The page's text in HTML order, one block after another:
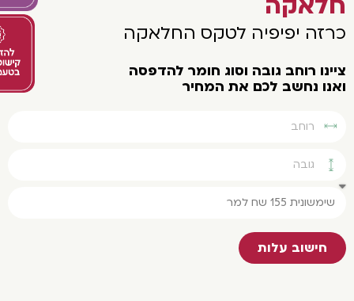
יפיפיה לטקס החלאקה
רוחב גובה וסוג חומר להדפסה
נחשב לכם את המחיר
חישוב עלות